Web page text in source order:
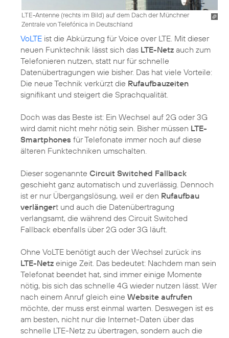
LTE-Antenne (rechts im Bild) auf dem Dach der Münchner
Zentrale von Telefónica in Deutschland
VoLTE ist die Abkürzung für Voice over LTE. Mit dieser
neuen Funktechnik lässt sich das LTE-Netz auch zum
Telefonieren nutzen, statt nur für schnelle
Datenübertragungen wie bisher. Das hat viele Vorteile:
Die neue Technik verkürzt die Rufaufbauzeiten
signifikant und steigert die Sprachqualität.
Doch was das Beste ist: Ein Wechsel auf 2G oder 3G
wird damit nicht mehr nötig sein. Bisher müssen LTE-
Smartphones für Telefonate immer noch auf diese
älteren Funktechniken umschalten.
Dieser sogenannte Circuit Switched Fallback
geschieht ganz automatisch und zuverlässig. Dennoch
ist er nur Übergangslösung, weil er den Rufaufbau
verlängert und auch die Datenübertragung
verlangsamt, die während des Circuit Switched
Fallback ebenfalls über 2G oder 3G läuft.
Ohne VoLTE benötigt auch der Wechsel zurück ins
LTE-Netz einige Zeit. Das bedeutet: Nachdem man sein
Telefonat beendet hat, sind immer einige Momente
nötig, bis sich das schnelle 4G wieder nutzen lässt. Wer
nach einem Anruf gleich eine Website aufrufen
möchte, der muss erst einmal warten. Deswegen ist es
am besten, nicht nur die Internet-Daten über das
schnelle LTE-Netz zu übertragen, sondern auch die